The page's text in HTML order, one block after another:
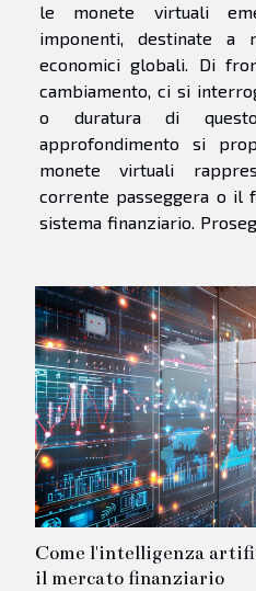
le monete virtuali
imponenti, destinate a
economici globali. Di
cambiamento, ci si
o duratura di questo
approfondimento si
monete virtuali
corrente passeggera o il
sistema finanziario.
nome di criptovalute,...
Come l'intelligenza
il mercato finanziario